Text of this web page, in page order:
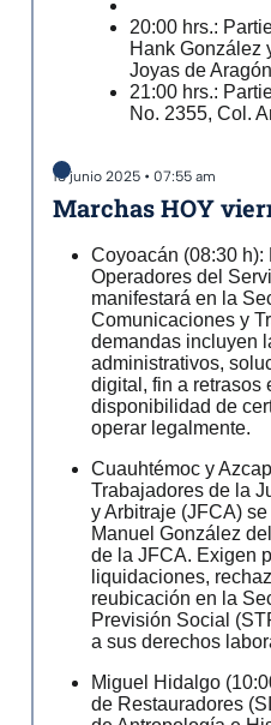
20:00 hrs.:
Hank González
Joyas de
21:00 hrs.:
No. 2355, Col.
13 junio 2025 • 07:55 am
Marchas HOY
Coyoacán (08:30
Operadores del
manifestará en la
Comunicaciones y
demandas incluyen
administrativos,
digital, fin a retrasos
disponibilidad de
operar legalmente.
Cuauhtémoc y
Trabajadores de la
y Arbitraje (JFCA)
Manuel González
de la JFCA. Exigen
liquidaciones,
reubicación en la
Previsión Social
a sus derechos
Miguel Hidalgo
de Restauradores